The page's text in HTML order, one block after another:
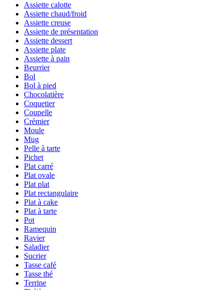
Assiette calotte
Assiette chaud/froid
Assiette creuse
Assiette de présentation
Assiette dessert
Assiette plate
Assiette à pain
Beurrier
Bol
Bol à pied
Chocolatière
Coquetier
Coupelle
Crémier
Moule
Mug
Pelle à tarte
Pichet
Plat carré
Plat ovale
Plat plat
Plat rectangulaire
Plat à cake
Plat à tarte
Pot
Ramequin
Ravier
Saladier
Sucrier
Tasse café
Tasse thé
Terrine